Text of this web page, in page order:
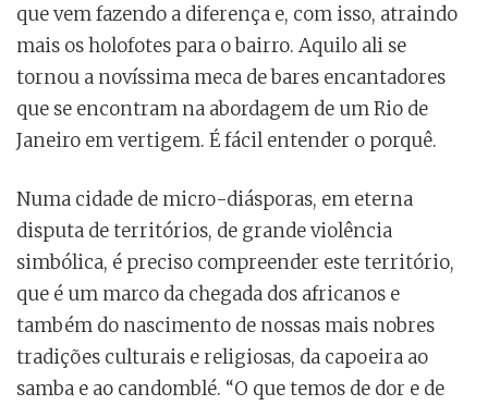
que vem fazendo a diferença e, com isso, atraindo
mais os holofotes para o bairro. Aquilo ali se
tornou a novíssima meca de bares encantadores
que se encontram na abordagem de um Rio de
Janeiro em vertigem. É fácil entender o porquê.
Numa cidade de micro-diásporas, em eterna
disputa de territórios, de grande violência
simbólica, é preciso compreender este território,
que é um marco da chegada dos africanos e
também do nascimento de nossas mais nobres
tradições culturais e religiosas, da capoeira ao
samba e ao candomblé. “O que temos de dor e de